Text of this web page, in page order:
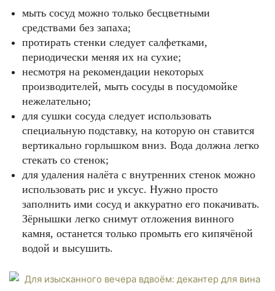
мыть сосуд можно только бесцветными
средствами без запаха;
протирать стенки следует салфетками,
периодически меняя их на сухие;
несмотря на рекомендации некоторых
производителей, мыть сосуды в посудомойке
нежелательно;
для сушки сосуда следует использовать
специальную подставку, на которую он ставится
вертикально горлышком вниз. Вода должна легко
стекать со стенок;
для удаления налёта с внутренних стенок можно
использовать рис и уксус. Нужно просто
заполнить ими сосуд и аккуратно его покачивать.
Зёрнышки легко снимут отложения винного
камня, останется только промыть его кипячёной
водой и высушить.